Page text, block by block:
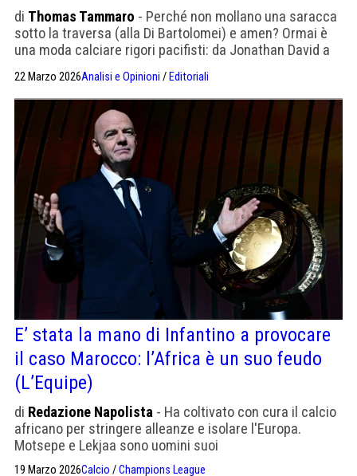
di Thomas Tammaro - Perché non mollano una saracca
sotto la traversa (alla Di Bartolomei) e amen? Ormai è
una moda calciare rigori pacifisti: da Jonathan David a
22 Marzo 2026Analisi e Opinioni / Editoriali
E’ stata la mano di Infantino a provocare
il caso Marocco: l’Africa è un suo feudo
(L’Equipe)
di Redazione Napolista - Ha coltivato con cura il calcio
africano per stringere alleanze e isolare l'Europa.
Motsepe e Lekjaa sono uomini suoi
19 Marzo 2026Calcio /Champions League